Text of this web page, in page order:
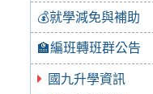
💰就學減免與補助
🏫編班轉班群公告
國九升學資訊